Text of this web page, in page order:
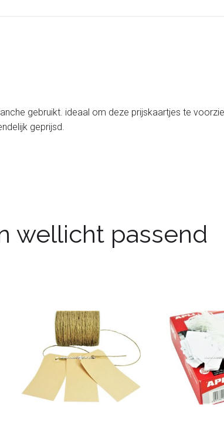
gebruikt. ideaal om deze prijskaartjes te
geprijsd.
wellicht passend